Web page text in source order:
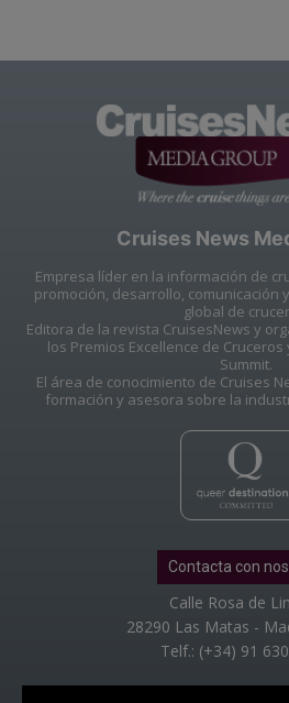
Cruises News
Empresa líder en la información de
promoción, desarrollo, comunicación
global de
Editora de la revista CruisesNews y
los Premios Excellence de
Summit.
El área de conocimiento de Cruises
formación y asesora sobre la
Contacta con
Calle Rosa de
28290 Las Matas -
Telf.: (+34) 91